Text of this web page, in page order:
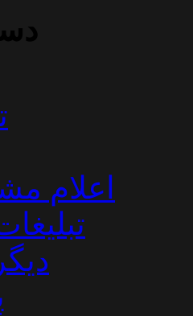
اعلام